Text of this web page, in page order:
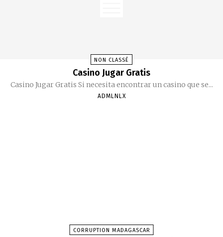
NON CLASSÉ
Casino Jugar Gratis
Casino Jugar Gratis Si necesita encontrar un casino que se...
ADMLNLX
CORRUPTION MADAGASCAR